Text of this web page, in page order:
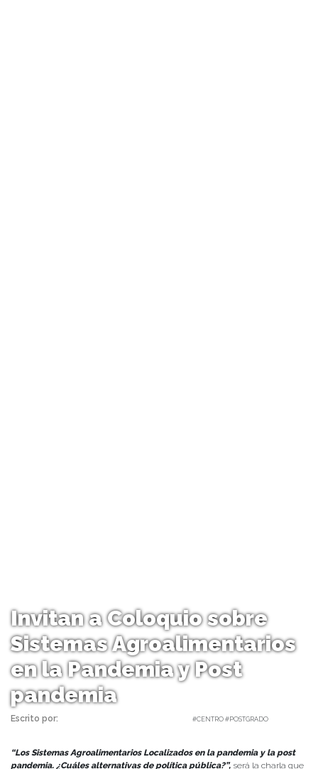
Invitan a Coloquio sobre
Sistemas Agroalimentarios
en la Pandemia y Post
pandemia
Escrito por: #CENTRO #POSTGRADO
“Los Sistemas Agroalimentarios Localizados en la pandemia y la post
pandemia. ¿Cuáles alternativas de política pública?”, será la charla que